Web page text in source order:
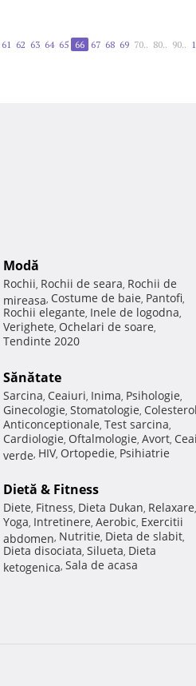
61 62 63 64 65 66 67 68 69 70.. 80.. 90..
Modă
Rochii, Rochii de seara, Rochii de
mireasa, Costume de baie, Pantofi,
Rochii elegante, Inele de logodna,
Verighete, Ochelari de soare,
Tendinte 2020
Sănătate
Sarcina, Ceaiuri, Inima, Psihologie,
Ginecologie, Stomatologie, Colesterol
Anticonceptionale, Test sarcina,
Cardiologie, Oftalmologie, Avort, Ceai
verde, HIV, Ortopedie, Psihiatrie
Dietă & Fitness
Diete, Fitness, Dieta Dukan, Relaxare,
Yoga, Intretinere, Aerobic, Exercitii
abdomen, Nutritie, Dieta de slabit,
Dieta disociata, Silueta, Dieta
ketogenica, Sala de acasa